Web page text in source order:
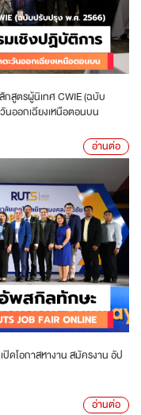
กสูตรผู้นิเทศ CWIE (ฉบับ
นออกเฉียงเหนือตอนบน
อ่านต่อ
ดโอกาสหางาน สมัครงาน อัป
อ่านต่อ